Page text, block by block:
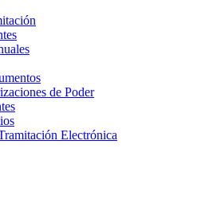
de Poder
Electrónica